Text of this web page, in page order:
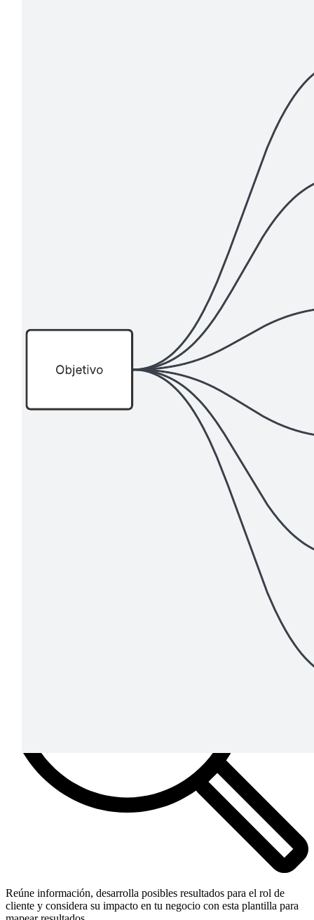
Reúne información, desarrolla posibles resultados para el rol de
cliente y considera su impacto en tu negocio con esta plantilla para